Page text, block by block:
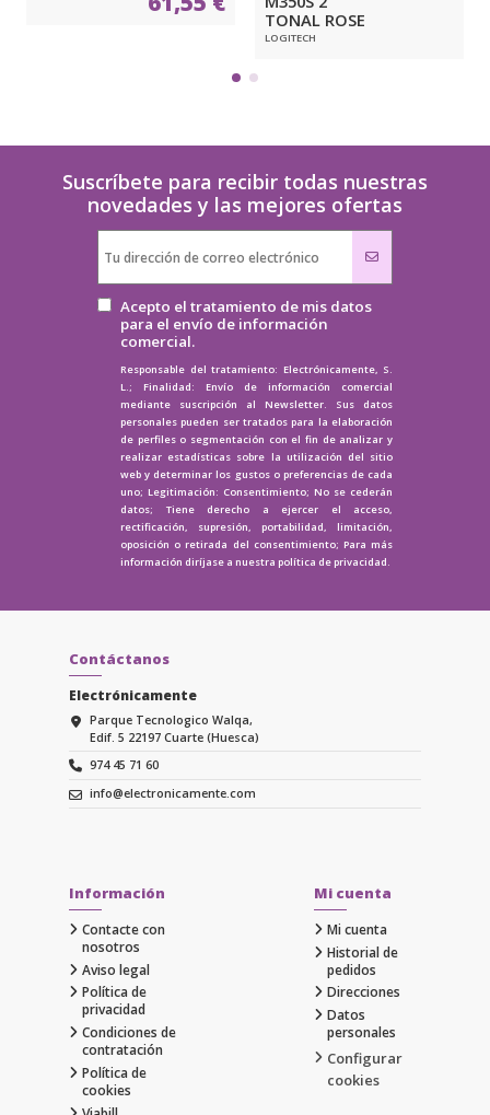
TONAL ROSE
LOGITECH
Suscríbete para recibir todas nuestras
novedades y las mejores ofertas
Acepto el tratamiento de mis datos
para el envío de información
comercial.
Responsable del tratamiento: Electrónicamente, S.
L.; Finalidad: Envío de información comercial
mediante suscripción al Newsletter. Sus datos
personales pueden ser tratados para la elaboración
de perfiles o segmentación con el fin de analizar y
realizar estadísticas sobre la utilización del sitio
web y determinar los gustos o preferencias de cada
uno; Legitimación: Consentimiento; No se cederán
datos; Tiene derecho a ejercer el acceso,
rectificación, supresión, portabilidad, limitación,
oposición o retirada del consentimiento; Para más
información diríjase a nuestra política de privacidad.
Contáctanos
Electrónicamente
Parque Tecnologico Walqa,
Edif. 5 22197 Cuarte (Huesca)
974 45 71 60
info@electronicamente.com
Información
Contacte con
nosotros
Aviso legal
Política de
privacidad
Condiciones de
contratación
Política de
cookies
Mi cuenta
Mi cuenta
Historial de
pedidos
Direcciones
Datos
personales
Configurar
cookies